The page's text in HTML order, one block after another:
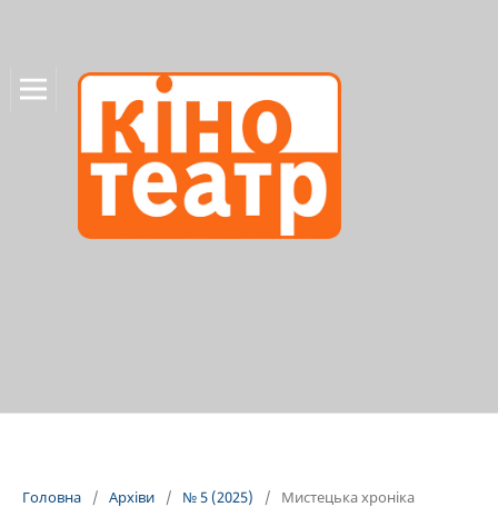
Головна / Архіви / № 5 (2025) / Мистецька хроніка